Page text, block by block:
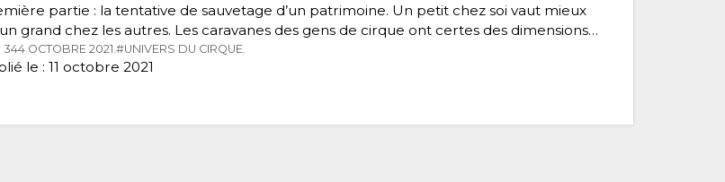
partie : la tentative de sauvetage d’un patrimoine. Un petit chez soi vaut mieux
grand chez les autres. Les caravanes des gens de cirque ont certes des dimensions…
344 OCTOBRE 2021. #UNIVERS DU CIRQUE.
le : 11 octobre 2021